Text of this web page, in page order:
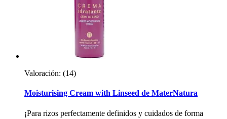
Valoración: (14)
Moisturising Cream with Linseed de MaterNatura
¡Para rizos perfectamente definidos y cuidados de forma